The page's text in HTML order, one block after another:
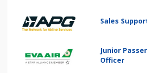
Sales
Junior
Officer